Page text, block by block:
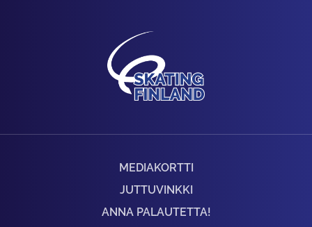
MEDIAKORTTI
JUTTUVINKKI
ANNA PALAUTETTA!